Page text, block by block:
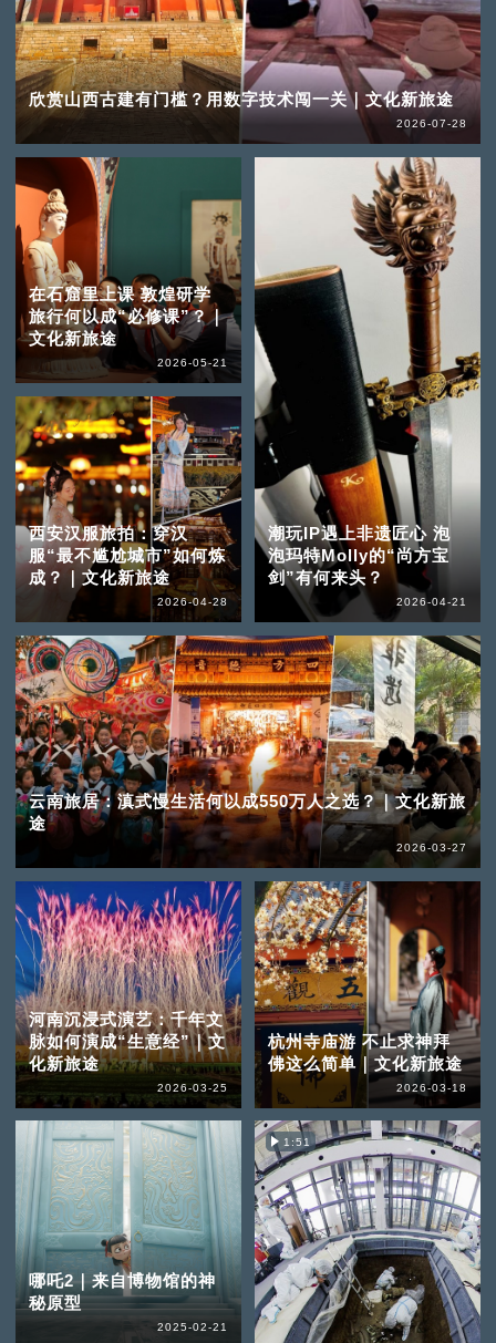
欣赏山西古建有门槛？用数字技术闯一关｜文化新旅途
2026-07-28
在石窟里上课 敦煌研学
旅行何以成“必修课”？｜
文化新旅途
2026-05-21
西安汉服旅拍：穿汉
服“最不尴尬城市”如何炼
成？｜文化新旅途
2026-04-28
潮玩IP遇上非遗匠心 泡
泡玛特Molly的“尚方宝
剑”有何来头？
2026-04-21
云南旅居：滇式慢生活何以成550万人之选？｜文化新旅
途
2026-03-27
河南沉浸式演艺：千年文
脉如何演成“生意经”｜文
化新旅途
2026-03-25
杭州寺庙游 不止求神拜
佛这么简单｜文化新旅途
2026-03-18
哪吒2｜来自博物馆的神
秘原型
2025-02-21
1:51